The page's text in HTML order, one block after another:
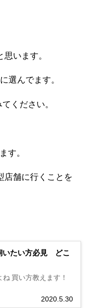
います。
選んでます。
ください。
す。
店舗に行くことを
いたい方必見 どこ
2020.5.30
買い方教えます！